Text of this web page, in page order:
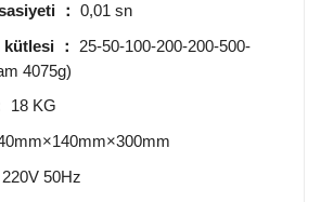
： 0,01 sn
kütlesi ：
25-50-100-200-200-500-
4075g)
18 KG
220V 50Hz